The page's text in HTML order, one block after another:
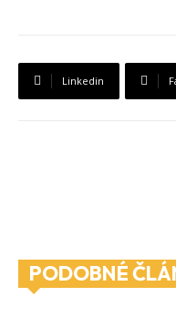
Linkedin
PODOBNÉ